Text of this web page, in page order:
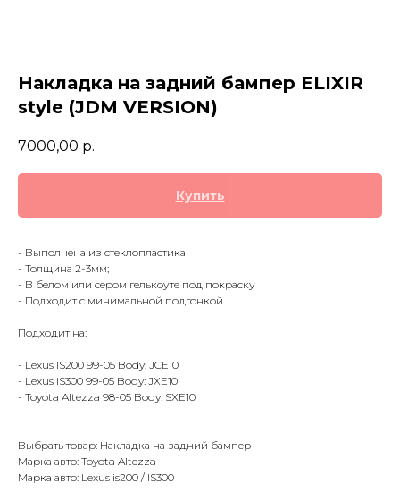
Накладка на задний бампер ELIXIR
style (JDM VERSION)
7000,00 р.
Купить
- Выполнена из стеклопластика
- Толщина 2-3мм;
- В белом или сером гелькоуте под покраску
- Подходит с минимальной подгонкой
Подходит на:
- Lexus IS200 99-05 Body: JCE10
- Lexus IS300 99-05 Body: JXE10
- Toyota Altezza 98-05 Body: SXE10
Выбрать товар: Накладка на задний бампер
Марка авто: Toyota Altezza
Марка авто: Lexus is200 / IS300